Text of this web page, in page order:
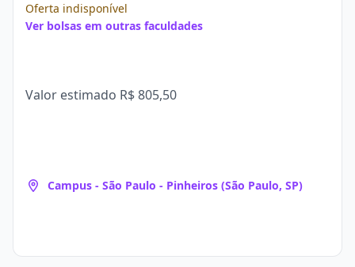
Oferta indisponível
Ver bolsas em outras faculdades
Valor estimado R$ 805,50
Campus - São Paulo - Pinheiros (São Paulo, SP)